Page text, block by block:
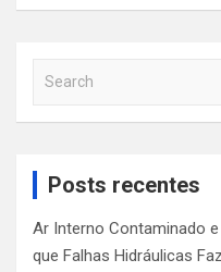
a
Posts recentes
Ar Interno Contaminado
que Falhas Hidráulicas